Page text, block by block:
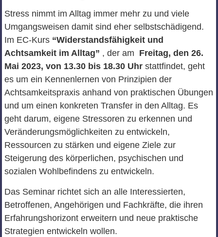
Stress nimmt im Alltag immer mehr zu und viele
Umgangsweisen damit sind eher selbstschädigend.
Im EC-Kurs “Widerstandsfähigkeit und
Achtsamkeit im Alltag” , der am Freitag, den 26.
Mai 2023, von 13.30 bis 18.30 Uhrstattfindet, geht
es um ein Kennenlernen von Prinzipien der
Achtsamkeitspraxis anhand von praktischen Übungen
und um einen konkreten Transfer in den Alltag. Es
geht darum, eigene Stressoren zu erkennen und
Veränderungsmöglichkeiten zu entwickeln,
Ressourcen zu stärken und eigene Ziele zur
Steigerung des körperlichen, psychischen und
sozialen Wohlbefindens zu entwickeln.
Das Seminar richtet sich an alle Interessierten,
Betroffenen, Angehörigen und Fachkräfte, die ihren
Erfahrungshorizont erweitern und neue praktische
Strategien entwickeln wollen.